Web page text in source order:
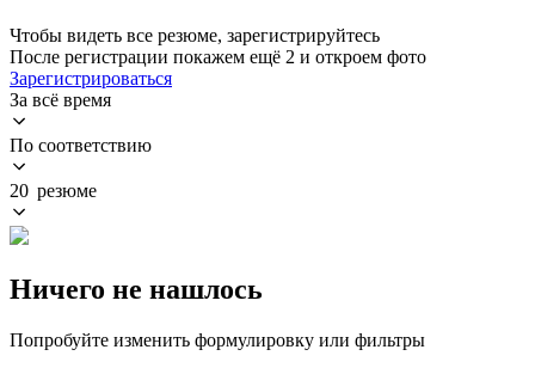
Чтобы видеть все резюме, зарегистрируйтесь
После регистрации покажем ещё 2 и откроем фото
Зарегистрироваться
За всё время
По соответствию
20 резюме
Ничего не нашлось
Попробуйте изменить формулировку или фильтры